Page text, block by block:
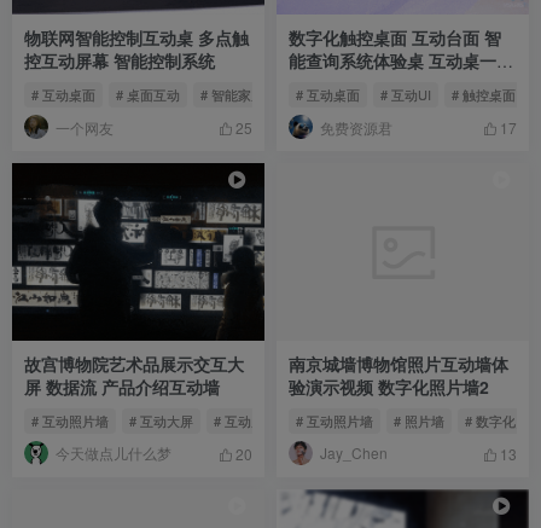
物联网智能控制互动桌 多点触
控互动屏幕 智能控制系统
# 互动桌面 # 桌面互动 # 智能家居
一个网友 25
数字化触控桌面 互动台面 智
能查询系统体验桌 互动桌一体
# 互动桌面 # 互动UI # 触控桌面
免费资源君 17
故宫博物院艺术品展示交互大
屏 数据流 产品介绍互动墙
# 互动照片墙 # 互动大屏 # 互动屏幕墙
今天做点儿什么梦 20
南京城墙博物馆照片互动墙体
验演示视频 数字化照片墙2
# 互动照片墙 # 照片墙 # 数字化照
Jay_Chen 13